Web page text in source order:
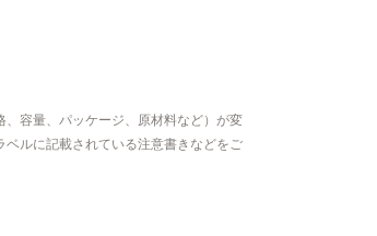
容量、パッケージ、原材料など）が変
ルに記載されている注意書きなどをご